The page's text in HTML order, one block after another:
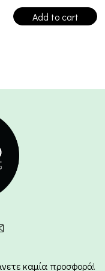
Add to cart
καμία προσφορά!